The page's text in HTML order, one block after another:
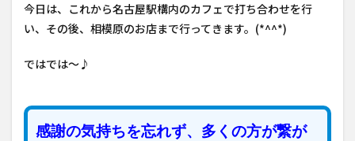
今日は、これから名古屋駅構内のカフェで打ち合わせを行
い、その後、相模原のお店まで行ってきます。(*^^*)
ではでは～♪
感謝の気持ちを忘れず、多くの方が繋が